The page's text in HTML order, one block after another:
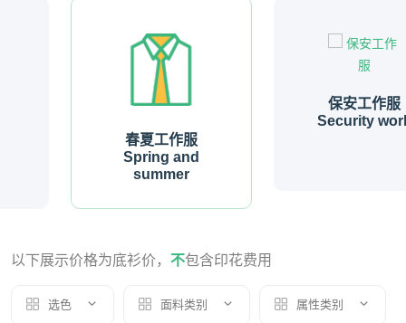
春夏工作服
Spring and
保安工作服
Security work
以下展示价格为底衫价， 不包含印花费用
选色 面料类别 属性类别